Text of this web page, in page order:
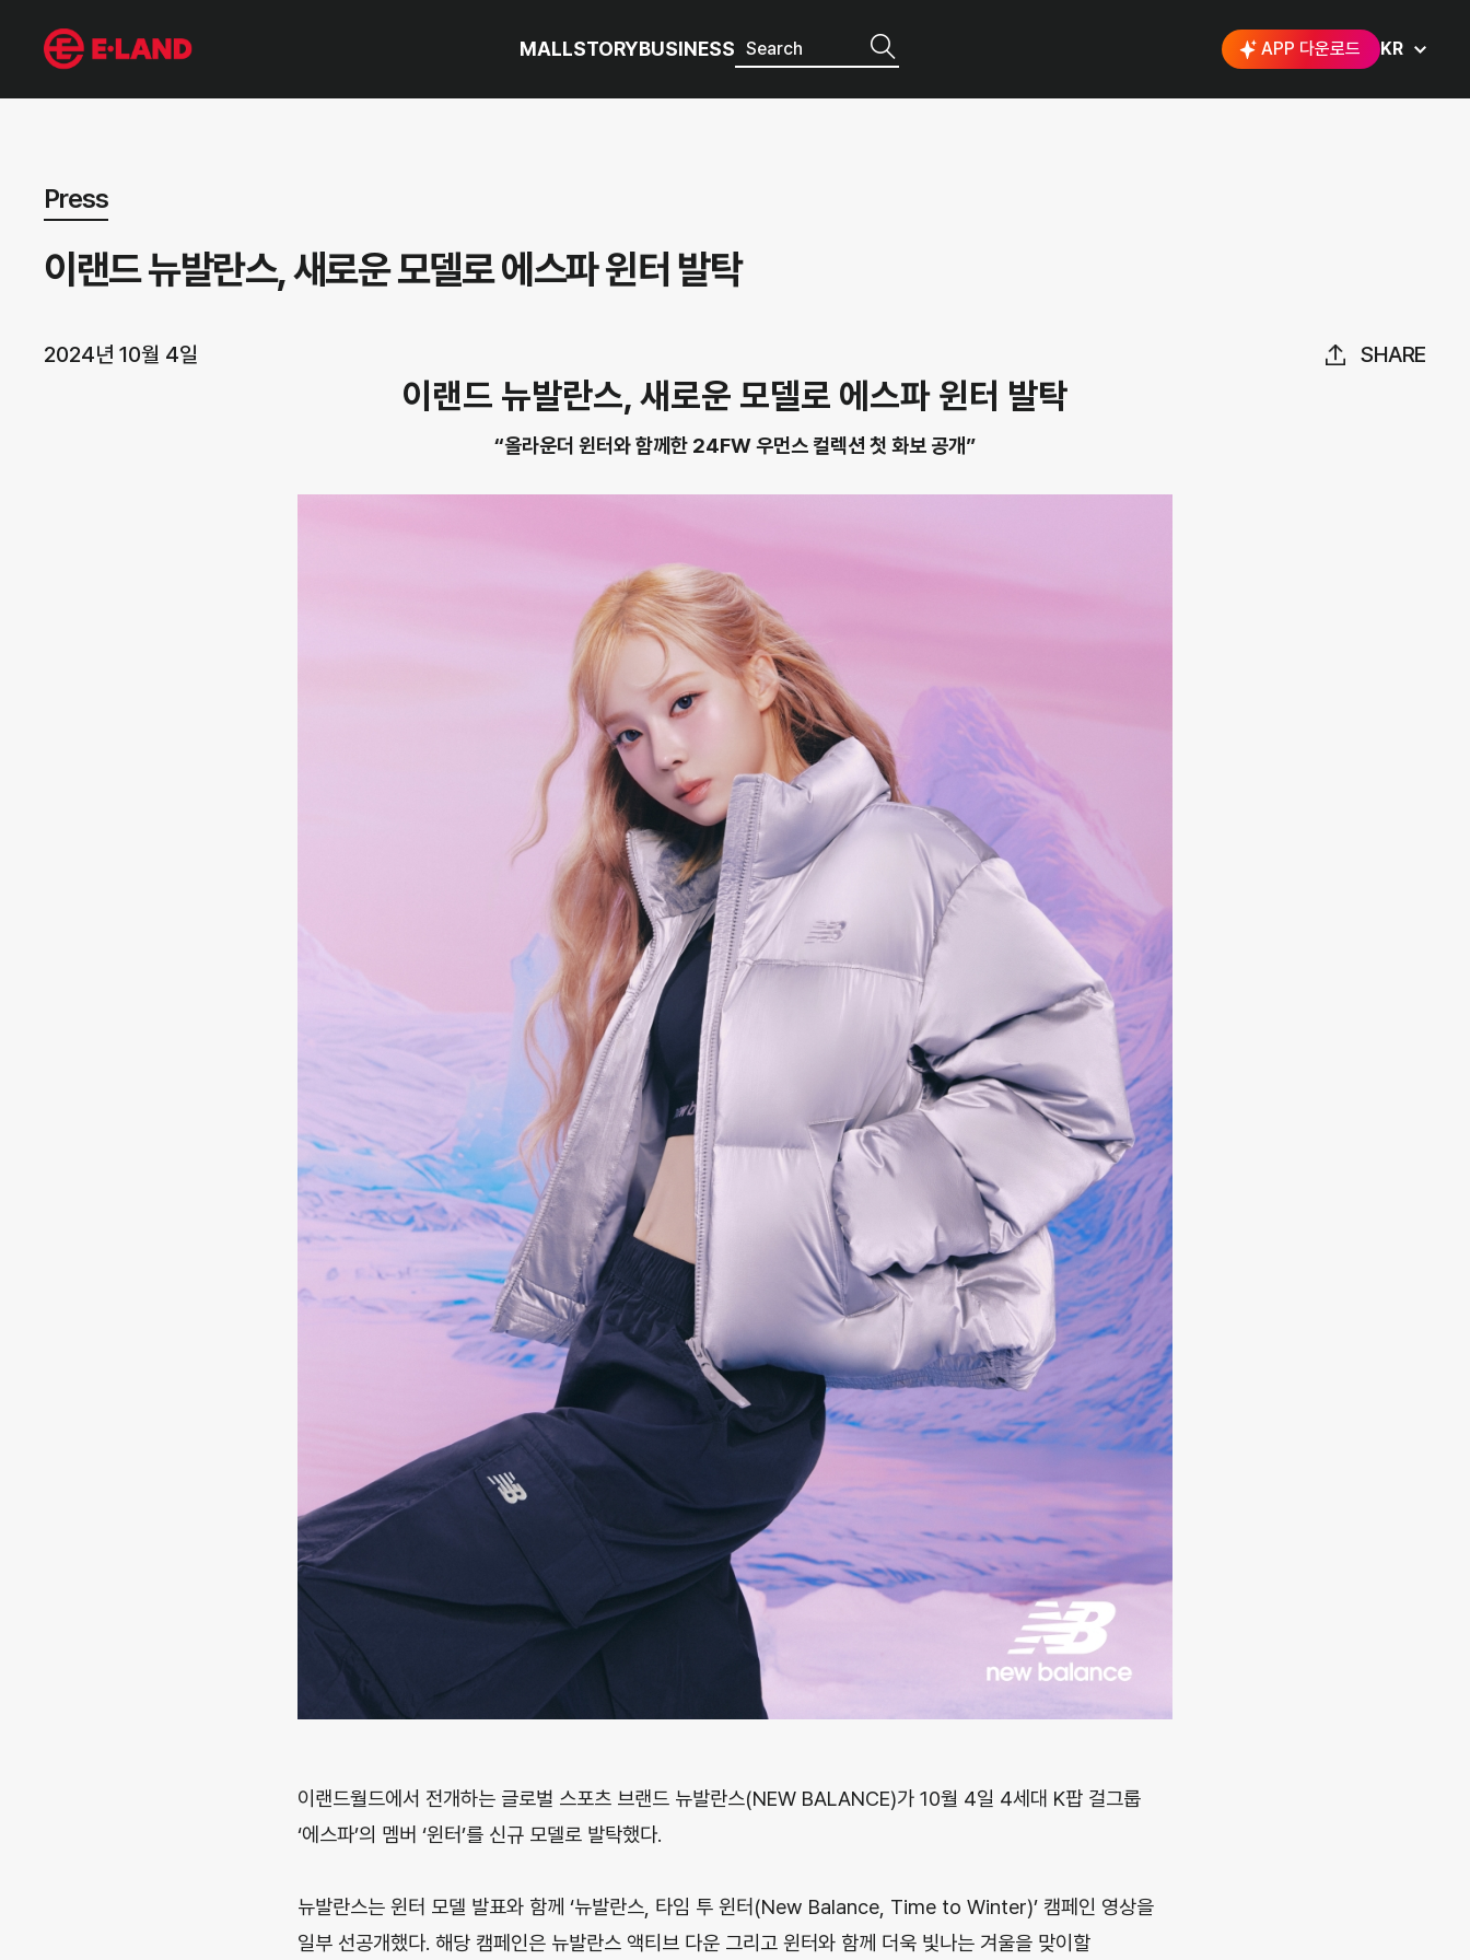
MALLSTORYBUSINESS APP 다운로드 KR
뉴스 상세보기
Press
이랜드 뉴발란스, 새로운 모델로 에스파 윈터 발탁
2024년 10월 4일 SHARE
이랜드 뉴발란스, 새로운 모델로 에스파 윈터 발탁
“올라운더 윈터와 함께한 24FW 우먼스 컬렉션 첫 화보 공개”
이랜드월드에서 전개하는 글로벌 스포츠 브랜드 뉴발란스(NEW BALANCE)가 10월 4일 4세대 K팝 걸그룹
‘에스파’의 멤버 ‘윈터’를 신규 모델로 발탁했다.
뉴발란스는 윈터 모델 발표와 함께 ‘뉴발란스, 타임 투 윈터(New Balance, Time to Winter)’ 캠페인 영상을
일부 선공개했다. 해당 캠페인은 뉴발란스 액티브 다운 그리고 윈터와 함께 더욱 빛나는 겨울을 맞이할